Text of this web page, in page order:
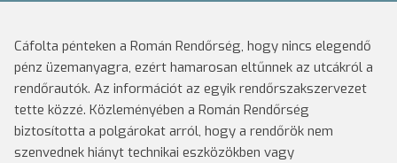
Cáfolta pénteken a Román Rendőrség, hogy nincs elegendő
pénz üzemanyagra, ezért hamarosan eltűnnek az utcákról a
rendőrautók. Az információt az egyik rendőrszakszervezet
tette közzé. Közleményében a Román Rendőrség
biztosította a polgárokat arról, hogy a rendőrök nem
szenvednek hiányt technikai eszközökben vagy